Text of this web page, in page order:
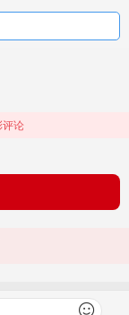
评论
查看更多